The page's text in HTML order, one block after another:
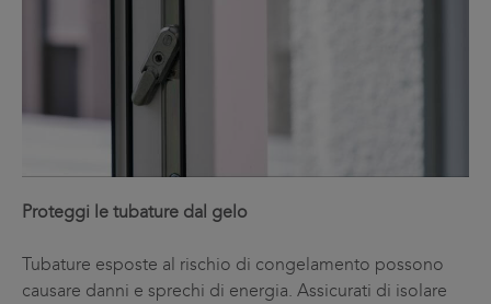
Proteggi le tubature dal gelo
Tubature esposte al rischio di congelamento possono
causare danni e sprechi di energia. Assicurati di isolare